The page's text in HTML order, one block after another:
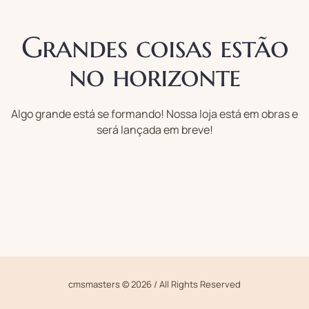
Grandes coisas estão
no horizonte
Algo grande está se formando! Nossa loja está em obras e
será lançada em breve!
cmsmasters © 2026 / All Rights Reserved